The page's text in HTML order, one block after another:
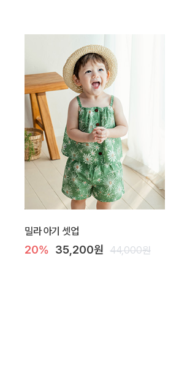
밀라 아기 셋업
20% 35,200원 44,000원